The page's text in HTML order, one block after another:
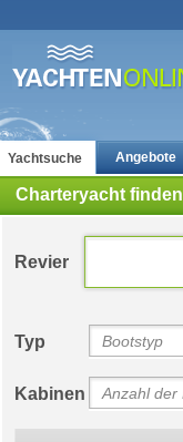
Yachtsuche Angebote
Die günstigsten
Charteryacht finden
Revier
Typ Bootstyp
Kabinen Anzahl der